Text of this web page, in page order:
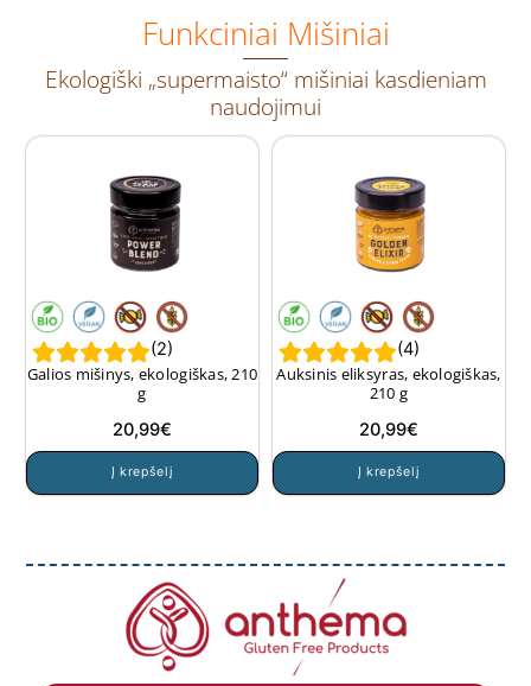
Funkciniai Mišiniai
Ekologiški „supermaisto“ mišiniai kasdieniam
naudojimui
(2)
Galios mišinys, ekologiškas, 210
g
20,99€
Į krepšelį
(4)
Auksinis eliksyras, ekologiškas,
210 g
20,99€
Į krepšelį